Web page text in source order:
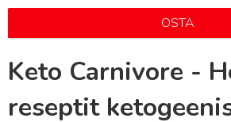
OSTA
Keto Carnivore -
reseptit